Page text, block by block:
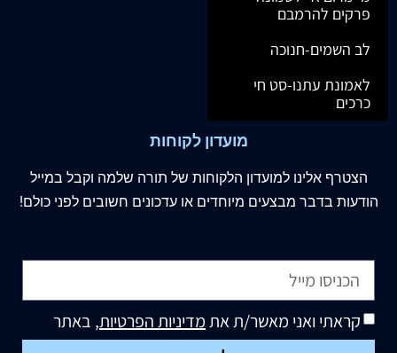
פרקים להרמבם
לב השמים-חנוכה
לאמונת עתנו-סט חי
כרכים
מועדון לקוחות
הצטרף אלינו למועדון הלקוחות של תורה שלמה וקבל במייל
הודעות בדבר מבצעים מיוחדים או עדכונים חשובים לפני כולם!
קראתי ואני מאשר/ת אתמדיניות הפרטיות, באתר